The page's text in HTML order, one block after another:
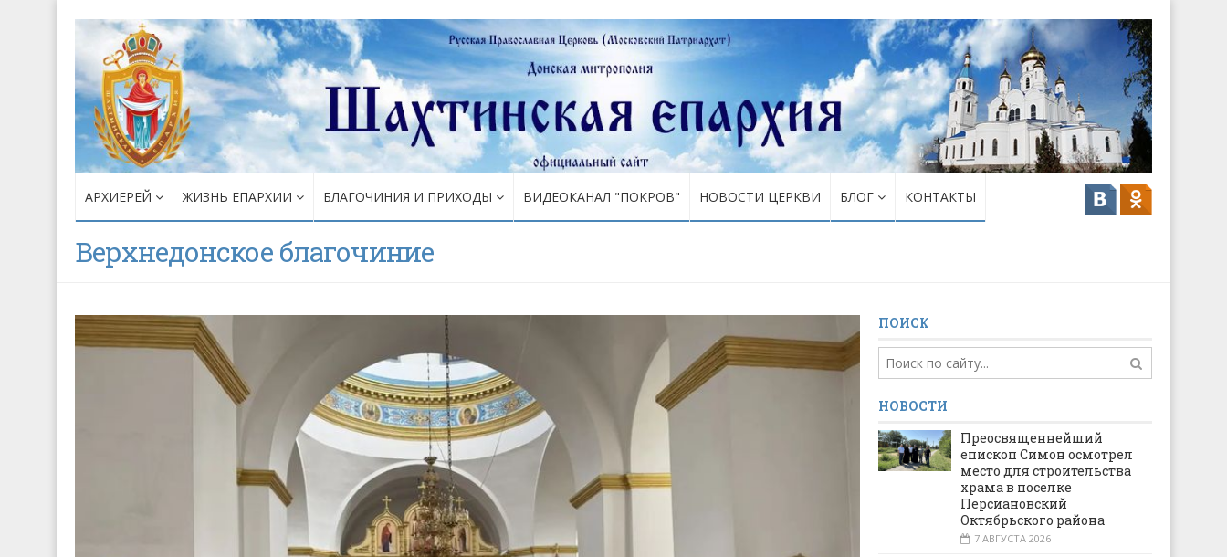
АРХИЕРЕЙ ЖИЗНЬ ЕПАРХИИ БЛАГОЧИНИЯ И ПРИХОДЫ ВИДЕОКАНАЛ "ПОКРОВ" НОВОСТИ ЦЕРКВИ БЛОГ КОНТАКТЫ
Верхнедонское благочиние
ПОИСК
НОВОСТИ
Преосвященнейший
епископ Симон осмотрел
место для строительства
храма в поселке
Персиановский
Октябрьского района
7 АВГУСТА 2026